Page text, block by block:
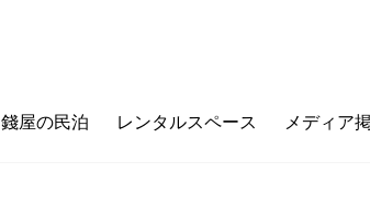
錢屋の民泊 レンタルスペース メディア